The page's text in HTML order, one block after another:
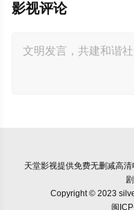
影视评论
天堂影视提供免费无删减高
Copyright © 2023
闽